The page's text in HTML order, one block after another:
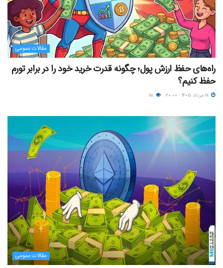
مقالات عمومی
راه‌های حفظ ارزش پول؛ چگونه قدرت خرید خود را در برابر تورم
حفظ کنیم؟
مقالات عمومی